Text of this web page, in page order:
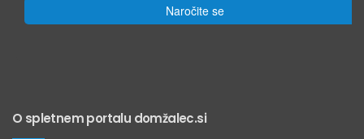
Naročite se
O spletnem portalu domžalec.si